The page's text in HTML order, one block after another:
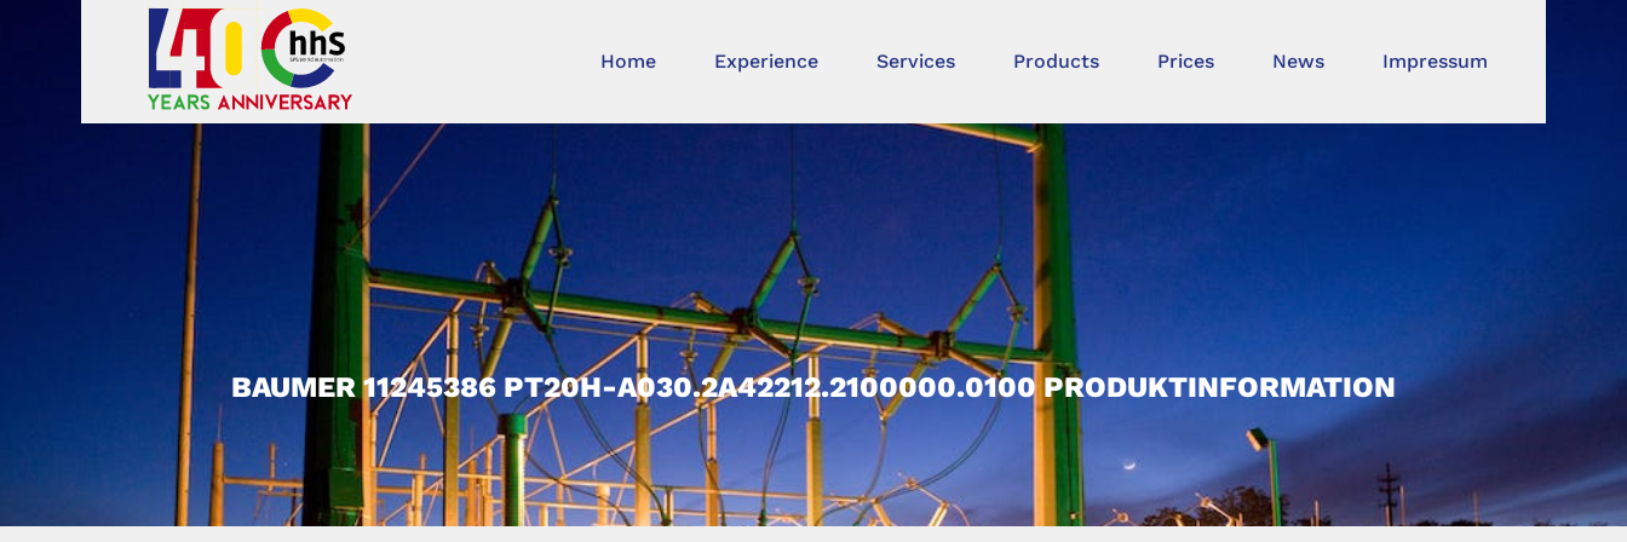
Home Experience Services Products Prices News Impressum
BAUMER 11245386 PT20H-A030.2A42212.2100000.0100 PRODUKTINFORMATION